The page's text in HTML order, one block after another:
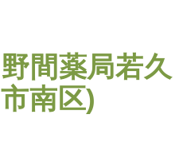
間薬局若久
南区)